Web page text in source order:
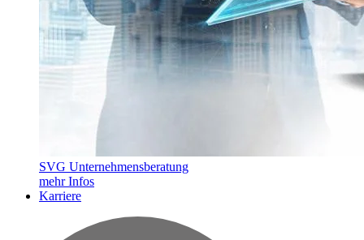
SVG Unternehmensberatung
mehr Infos
Karriere